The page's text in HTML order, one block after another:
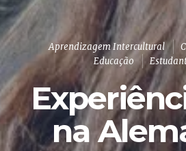
Aprendizagem Intercultural
Educação
na